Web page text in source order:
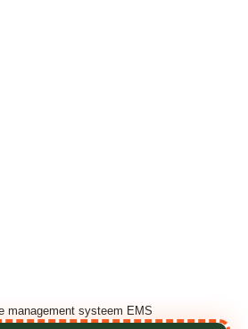
management systeem EMS